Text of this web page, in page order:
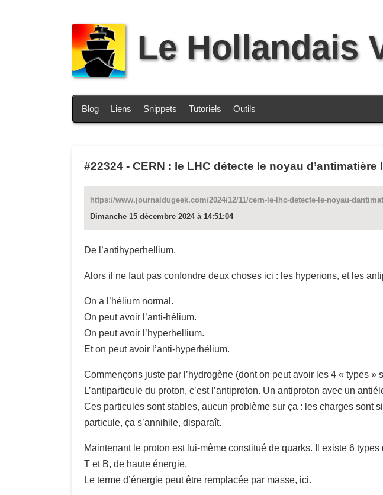
Le Hollandais
Blog Liens Snippets Tutoriels Outils
#22324 - CERN : le LHC détecte le noyau
https://www.journaldugeek.com/2024/12/11/cern-le-lhc-detecte-le-noyau-
Dimanche 15 décembre 2024 à 14:51:04
De l’antihyperhellium.
Alors il ne faut pas confondre deux choses ici : les hyperions, et les
On a l’hélium normal.
On peut avoir l’anti-hélium.
On peut avoir l’hyperhellium.
Et on peut avoir l’anti-hyperhélium.
Commençons juste par l’hydrogène (dont on peut avoir les 4 « types »
L’antiparticule du proton, c’est l’antiproton. Un antiproton avec un
Ces particules sont stables, aucun problème sur ça : les charges sont
particule, ça s’annihile, disparaît.
Maintenant le proton est lui-même constitué de quarks. Il existe 6
T et B, de haute énergie.
Le terme d’énergie peut être remplacée par masse, ici.